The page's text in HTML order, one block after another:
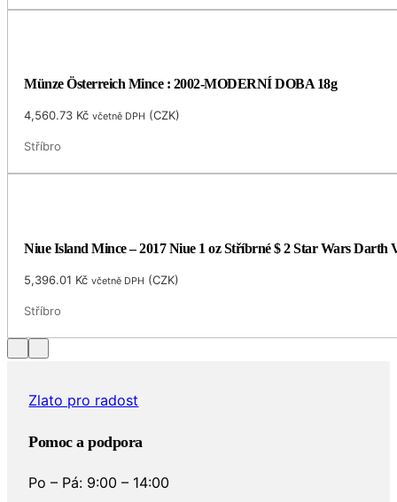
Münze Österreich Mince : 2002-MODERNÍ DOBA 18g
4,560.73 Kč včetně DPH (CZK)
Stříbro
Niue Island Mince – 2017 Niue 1 oz Stříbrné $ 2 Star Wars Darth
5,396.01 Kč včetně DPH (CZK)
Stříbro
Zlato pro radost
Pomoc a podpora
Po – Pá: 9:00 – 14:00